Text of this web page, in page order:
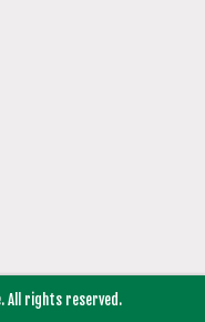
All rights reserved.